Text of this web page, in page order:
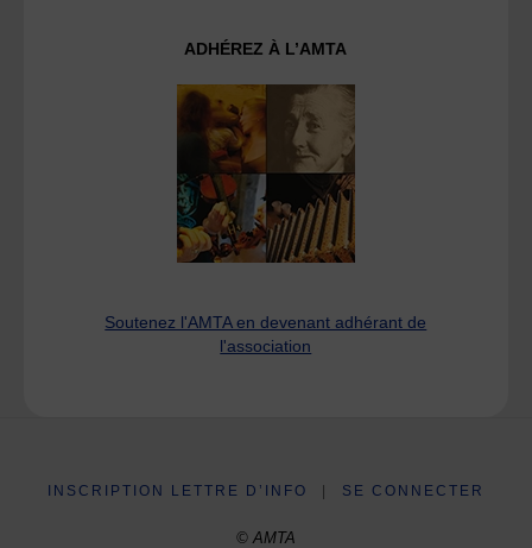
ADHÉREZ À L’AMTA
Soutenez l'AMTA en devenant adhérant de
l'association
INSCRIPTION LETTRE D’INFO SE CONNECTER
© AMTA